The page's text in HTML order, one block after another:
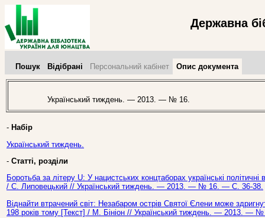
Державна
Пошук Відібрані Персональний кабінет Опис документа
Український тиждень. — 2013. — № 16.
- Набір
Український тиждень.
- Статті, розділи
Боротьба за літеру U: У нацистських концтаборах українські
/ С. Липовецький // Український тиждень. — 2013. — № 16. — С. 36-38.
Віднайти втрачений світ: Незабаром острів Святої Єлени може
198 років тому [Текст] / М. Бініон // Український тиждень. — 2013. —